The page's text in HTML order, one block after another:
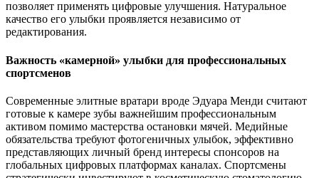
позволяет применять цифровые улучшения. Натуральное
качество его улыбки проявляется независимо от
редактирования.
Важность «камерной» улыбки для профессиональных
спортсменов
Современные элитные вратари вроде Эдуара Менди считают
готовые к камере зубы важнейшим профессиональным
активом помимо мастерства остановки мячей. Медийные
обязательства требуют фотогеничных улыбок, эффективно
представляющих личный бренд интересы спонсоров на
глобальных цифровых платформах каналах. Спортсмены